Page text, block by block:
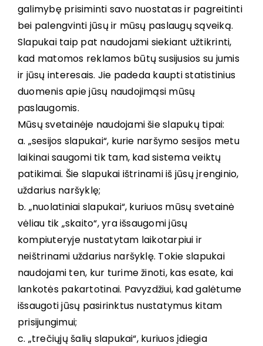
galimybę prisiminti savo nuostatas ir pagreitinti
bei palengvinti jūsų ir mūsų paslaugų sąveiką.
Slapukai taip pat naudojami siekiant užtikrinti,
kad matomos reklamos būtų susijusios su jumis
ir jūsų interesais. Jie padeda kaupti statistinius
duomenis apie jūsų naudojimąsi mūsų
paslaugomis.
Mūsų svetainėje naudojami šie slapukų tipai:
a. „sesijos slapukai“, kurie naršymo sesijos metu
laikinai saugomi tik tam, kad sistema veiktų
patikimai. Šie slapukai ištrinami iš jūsų įrenginio,
uždarius naršyklę;
b. „nuolatiniai slapukai“, kuriuos mūsų svetainė
vėliau tik „skaito“, yra išsaugomi jūsų
kompiuteryje nustatytam laikotarpiui ir
neištrinami uždarius naršyklę. Tokie slapukai
naudojami ten, kur turime žinoti, kas esate, kai
lankotės pakartotinai. Pavyzdžiui, kad galėtume
išsaugoti jūsų pasirinktus nustatymus kitam
prisijungimui;
c. „trečiųjų šalių slapukai“, kuriuos įdiegia